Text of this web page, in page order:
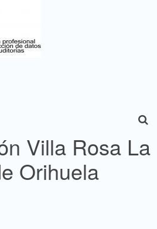
Villa Rosa La
Orihuela